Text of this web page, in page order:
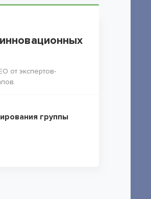
от экспертов-
группы